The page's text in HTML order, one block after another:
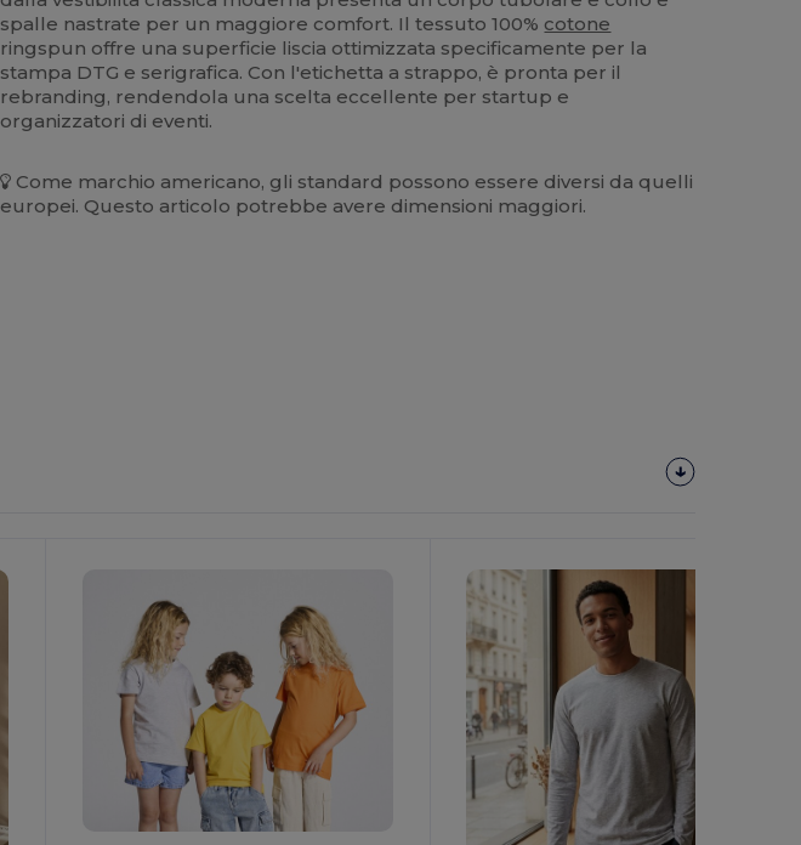
spalle nastrate per un maggiore comfort. Il tessuto 100% cotone
ringspun offre una superficie liscia ottimizzata specificamente per la
stampa DTG e serigrafica. Con l'etichetta a strappo, è pronta per il
rebranding, rendendola una scelta eccellente per startup e
organizzatori di eventi.
Come marchio americano, gli standard possono essere diversi da quelli
europei. Questo articolo potrebbe avere dimensioni maggiori.